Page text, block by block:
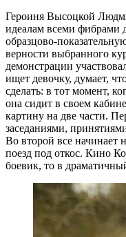
Героиня Высоцкой
идеалам всеми фибрами
образцово-
верности выбранного
демонстрации
ищет девочку, думает,
сделать: в тот момент,
она сидит в своем
картину на две части.
заседаниями,
Во второй все начинает
поезд под откос. Кино
боевик, то в